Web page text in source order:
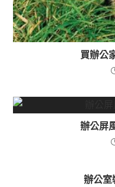
買辦公
辦公屏
辦公室